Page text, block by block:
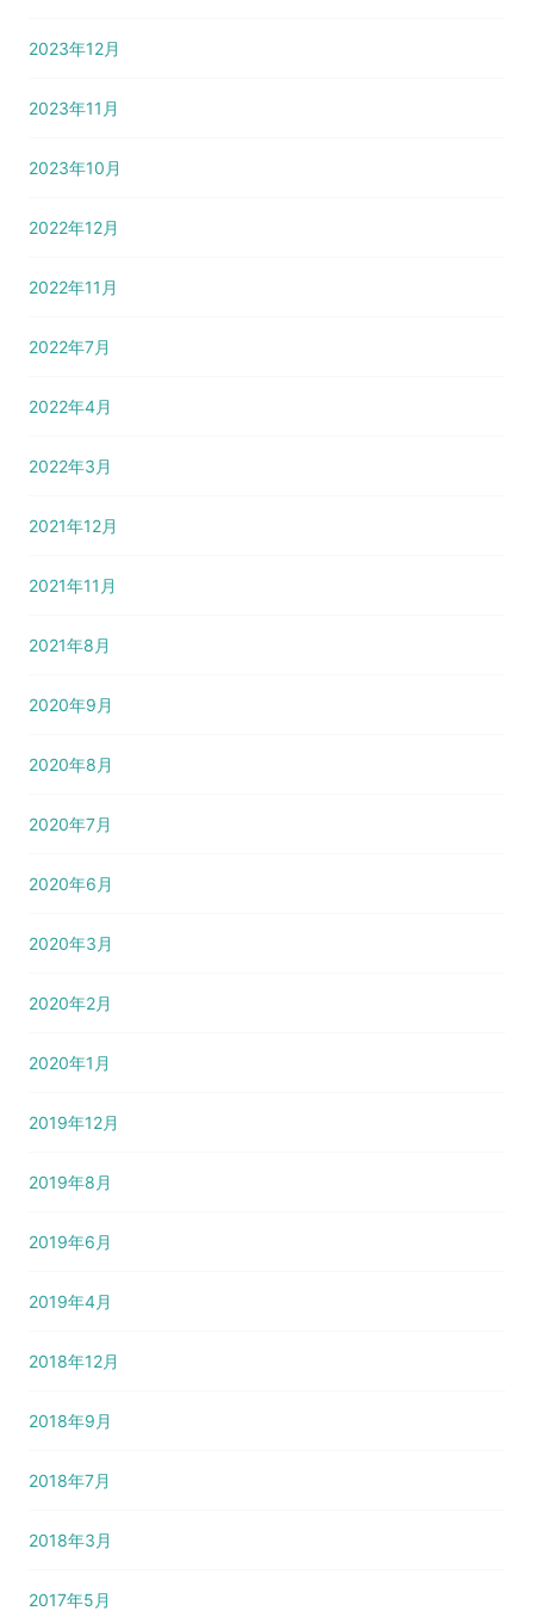
2023年12月
2023年11月
2023年10月
2022年12月
2022年11月
2022年7月
2022年4月
2022年3月
2021年12月
2021年11月
2021年8月
2020年9月
2020年8月
2020年7月
2020年6月
2020年3月
2020年2月
2020年1月
2019年12月
2019年8月
2019年6月
2019年4月
2018年12月
2018年9月
2018年7月
2018年3月
2017年5月